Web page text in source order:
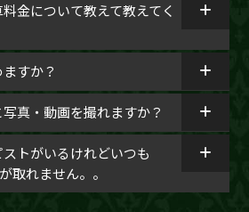
金について教えて教えてく
すか？
真・動画を撮れますか？
トがいるけれどいつも
取れません。。